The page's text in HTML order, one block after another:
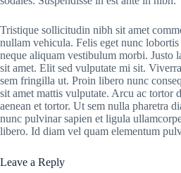
Tristique sollicitudin nibh sit amet
nullam vehicula. Felis eget nunc lobortis
neque aliquam vestibulum morbi. Justo
sit amet. Elit sed vulputate mi sit.
sem fringilla ut. Proin libero nunc
sit amet mattis vulputate. Arcu ac tortor
aenean et tortor. Ut sem nulla pharetra
nunc pulvinar sapien et ligula
libero. Id diam vel quam elementum
Leave a Reply